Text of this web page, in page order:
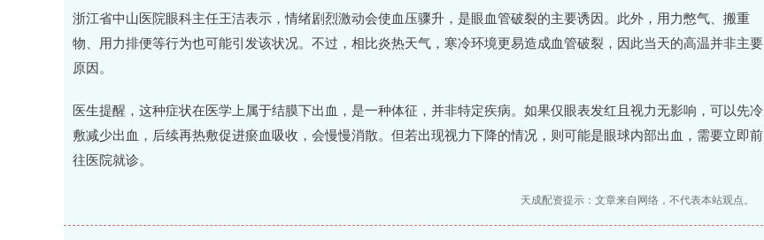
浙江省中山医院眼科主任王洁表示，情绪剧烈激动会使血压骤升，是眼血管破裂的主要诱因。此外，用力憋气、搬重
物、用力排便等行为也可能引发该状况。不过，相比炎热天气，寒冷环境更易造成血管破裂，因此当天的高温并非主要
原因。
医生提醒，这种症状在医学上属于结膜下出血，是一种体征，并非特定疾病。如果仅眼表发红且视力无影响，可以先冷
敷减少出血，后续再热敷促进瘀血吸收，会慢慢消散。但若出现视力下降的情况，则可能是眼球内部出血，需要立即前
往医院就诊。
天成配资提示：文章来自网络，不代表本站观点。